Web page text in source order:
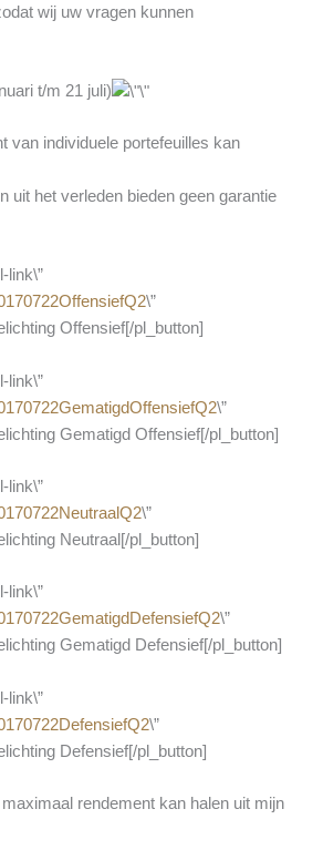
wij uw vragen kunnen
t/m 21 juli)
van individuele portefeuilles kan
uit het verleden bieden geen garantie
link\”
\”
Offensief[/pl_button]
link\”
\”
Gematigd Offensief[/pl_button]
link\”
\”
Neutraal[/pl_button]
link\”
\”
Gematigd Defensief[/pl_button]
link\”
\”
Defensief[/pl_button]
maximaal rendement kan halen uit mijn